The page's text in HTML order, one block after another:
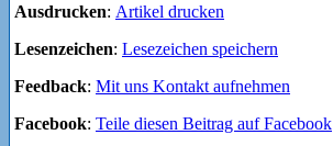
Ausdrucken: Artikel drucken
Lesenzeichen: Lesezeichen speichern
Feedback: Mit uns Kontakt aufnehmen
Facebook: Teile diesen Beitrag auf Facebook